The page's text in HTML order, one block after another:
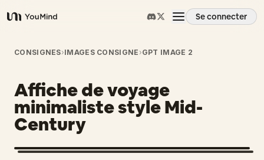
YouMind
Se connecter
Aperçu
Cas d'usage
Compétences
CONSIGNES›IMAGES CONSIGNE ›GPT IMAGE 2
Affiche de voyage
minimaliste style Mid-
Century